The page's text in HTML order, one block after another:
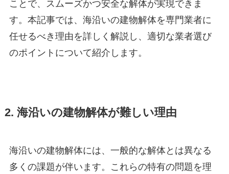
ことで、スムーズかつ安全な解体が実現できま
す。本記事では、海沿いの建物解体を専門業者に
任せるべき理由を詳しく解説し、適切な業者選び
のポイントについて紹介します。
2. 海沿いの建物解体が難しい理由
海沿いの建物解体には、一般的な解体とは異なる
多くの課題が伴います。これらの特有の問題を理